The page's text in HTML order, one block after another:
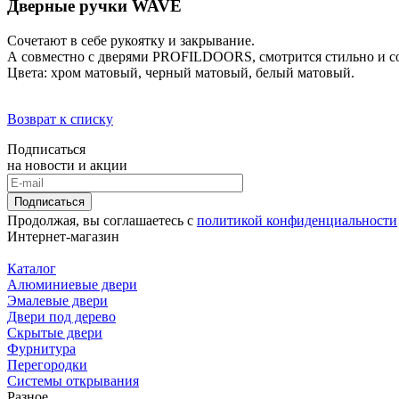
Дверные ручки WAVE
Сочетают в себе рукоятку и закрывание.
А совместно с дверями PROFILDOORS, смотрится стильно и
Цвета: хром матовый, черный матовый, белый матовый.
Возврат к списку
Подписаться
на новости и акции
Подписаться
Продолжая, вы соглашаетесь с политикой конфиденциальности
Интернет-магазин
Каталог
Алюминиевые двери
Эмалевые двери
Двери под дерево
Скрытые двери
Фурнитура
Перегородки
Системы открывания